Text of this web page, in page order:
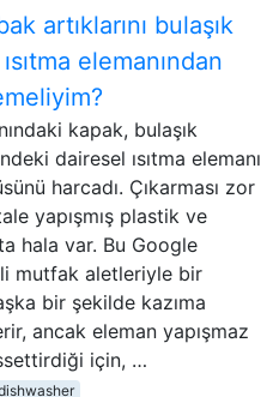
artıklarını bulaşık
elemanından
kapak, bulaşık
dairesel ısıtma elemanı
harcadı. Çıkarması zor
yapışmış plastik ve
hala var. Bu Google
mutfak aletleriyle bir
bir şekilde kazıma
ancak eleman yapışmaz
için, …